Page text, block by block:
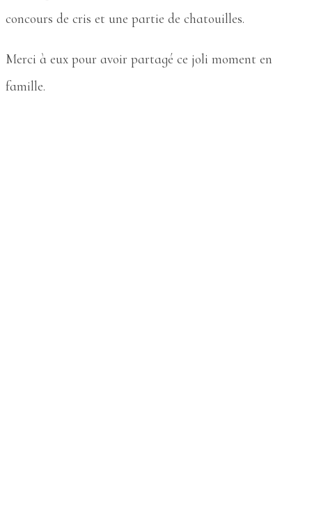
concours de cris et une partie de chatouilles.
Merci à eux pour avoir partagé ce joli moment en
famille.